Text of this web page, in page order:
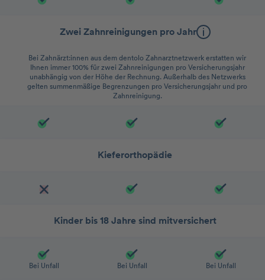
Zwei Zahnreinigungen pro Jahr
Bei Zahnärzt:innen aus dem dentolo Zahnarztnetzwerk erstatten wir
Ihnen immer 100% für zwei Zahnreinigungen pro Versicherungsjahr
unabhängig von der Höhe der Rechnung. Außerhalb des Netzwerks
gelten summenmäßige Begrenzungen pro Versicherungsjahr und pro
Zahnreinigung.
Kieferorthopädie
Kinder bis 18 Jahre sind mitversichert
Bei Unfall Bei Unfall Bei Unfall